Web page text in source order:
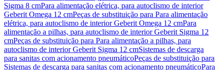
Sigma 8 cmPara alimentação elétrica, para autoclismo de interior
Geberit Omega 12 cmPeças de substituição para Para alimentação
elétrica, para autoclismo de interior Geberit Omega 12 cmPara
alimentação a pilhas, para autoclismo de interior Geberit Sigma 12
cmPeças de substituição para Para alimentação a pilhas, para
autoclismo de interior Geberit Sigma 12 cmSistemas de descarga
para sanitas com acionamento pneumáticoPeças de substituição para
Sistemas de descarga para sanitas com acionamento pneumáticoPara